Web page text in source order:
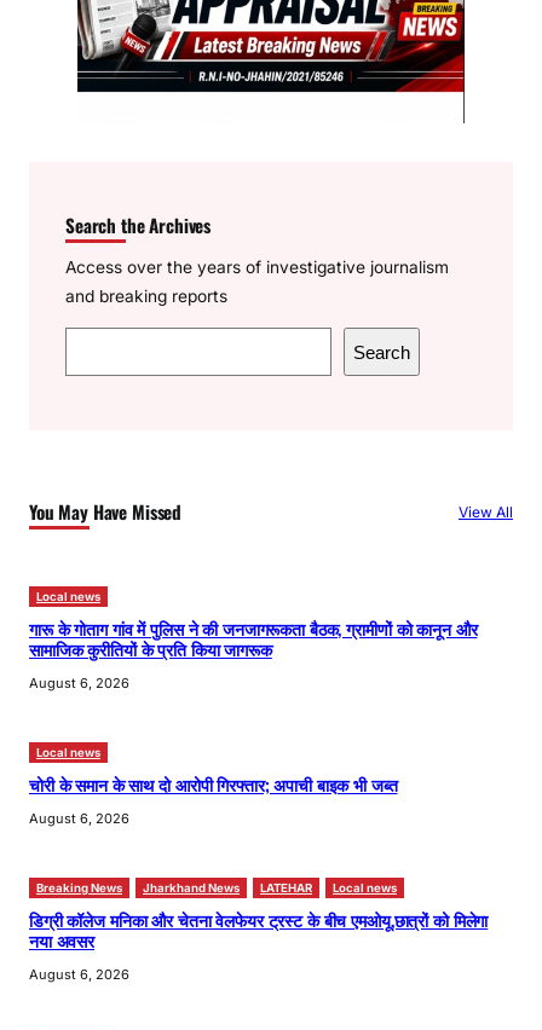
Search the Archives
Access over the years of investigative journalism
and breaking reports
e
h
Search
You May Have Missed View All
Local news
गारू के गोताग गांव में पुलिस ने की जनजागरूकता बैठक, ग्रामीणों को कानून और
सामाजिक कुरीतियों के प्रति किया जागरूक
August 6, 2026
Local news
चोरी के समान के साथ दो आरोपी गिरफ्तार; अपाची बाइक भी जब्त
August 6, 2026
Breaking News Jharkhand News LATEHAR Local news
डिग्री कॉलेज मनिका और चेतना वेलफेयर ट्रस्ट के बीच एमओयू,छात्रों को मिलेगा
नया अवसर
August 6, 2026